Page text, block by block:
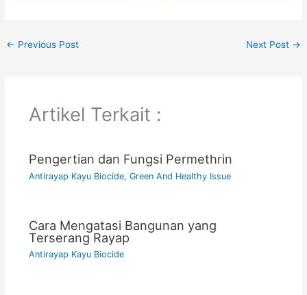
← Previous Post Next Post →
Artikel Terkait :
Pengertian dan Fungsi Permethrin
Antirayap Kayu Biocide, Green And Healthy Issue
Cara Mengatasi Bangunan yang
Terserang Rayap
Antirayap Kayu Biocide